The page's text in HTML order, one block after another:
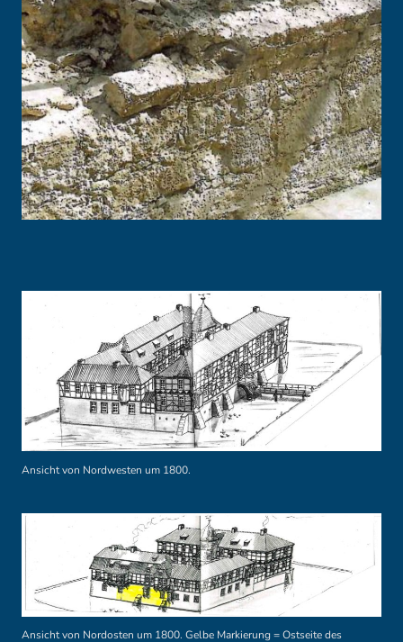
Ansicht von Nordwesten um 1800.
Ansicht von Nordosten um 1800. Gelbe Markierung = Ostseite des